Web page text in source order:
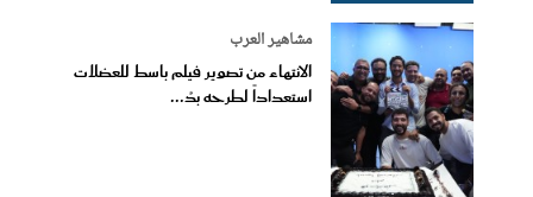
مشاهير العرب
الانتهاء من تصوير فيلم باسط للعضلات
استعداداً لطرحه بدُ...